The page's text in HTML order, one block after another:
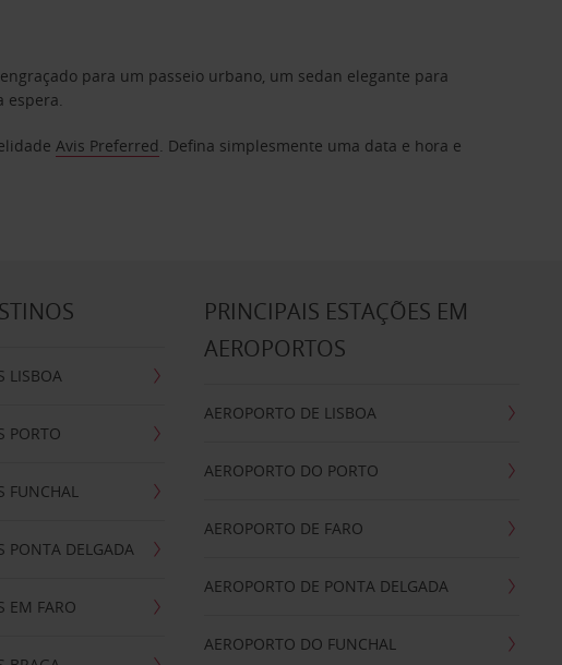
para um passeio urbano, um sedan elegante para
espera.
Avis Preferred. Defina simplesmente uma data e hora e
LISBOA
PORTO
FUNCHAL
PONTA DELGADA
EM FARO
PRINCIPAIS ESTAÇÕES EM
AEROPORTOS
AEROPORTO DE LISBOA
AEROPORTO DO PORTO
AEROPORTO DE FARO
AEROPORTO DE PONTA DELGADA
AEROPORTO DO FUNCHAL